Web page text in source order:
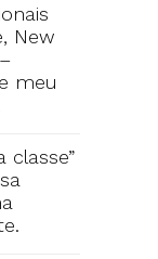
New
meu
classe”